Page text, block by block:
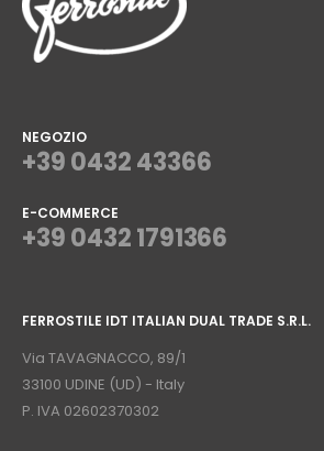
NEGOZIO
+39 0432 43366
E-COMMERCE
+39 0432 1791366
FERROSTILE IDT ITALIAN DUAL TRADE S.R.L.
Via TAVAGNACCO, 89/1
33100 UDINE (UD) - Italy
P. IVA 02602370302